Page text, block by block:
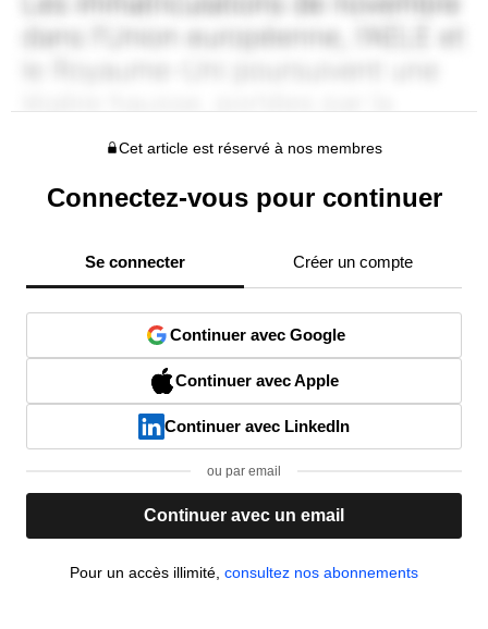
Cet article est réservé à nos membres
Connectez-vous pour continuer
Se connecter Créer un compte
Continuer avec Google
Continuer avec Apple
Continuer avec LinkedIn
ou par email
Continuer avec un email
Pour un accès illimité, consultez nos abonnements